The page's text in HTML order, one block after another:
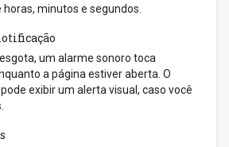
minutos e segundos.
um alarme sonoro toca
a página estiver aberta. O
exibir um alerta visual, caso você